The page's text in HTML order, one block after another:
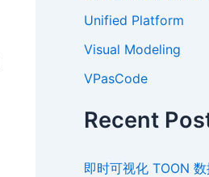
Unified Platform
Visual Modeling
VPasCode
Recent
即时可视化 TOON